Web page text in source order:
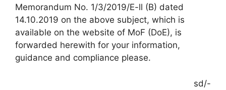
Memorandum No. 1/3/2019/E-ll (B) dated
14.10.2019 on the above subject, which is
available on the website of MoF (DoE), is
forwarded herewith for your information,
guidance and compliance please.
sd/-